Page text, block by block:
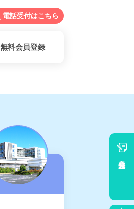
電話受付はこちら
無料会員登録